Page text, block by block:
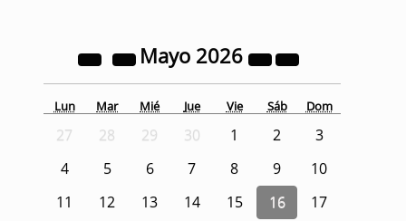
Mayo 2026
Lun Mar Mié Jue Vie Sáb Dom
27 28 29 30 1 2
3
4
5 6 7 8 9
10
11
12 13 14 15 16
17